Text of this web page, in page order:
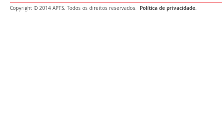
Copyright © 2014 APTS. Todos os direitos reservados. Política de privacidade.